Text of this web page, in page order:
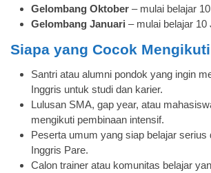
Gelombang Oktober – mulai belajar
Gelombang Januari – mulai belajar 10
Siapa yang Cocok
Santri atau alumni pondok yang ingin
Inggris untuk studi dan karier.
Lulusan SMA, gap year, atau
mengikuti pembinaan intensif.
Peserta umum yang siap belajar serius
Inggris Pare.
Calon trainer atau komunitas belajar